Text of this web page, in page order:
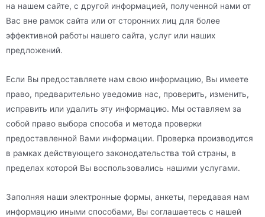
на нашем сайте, с другой информацией, полученной нами от
Вас вне рамок сайта или от сторонних лиц для более
эффективной работы нашего сайта, услуг или наших
предложений.
Если Вы предоставляете нам свою информацию, Вы имеете
право, предварительно уведомив нас, проверить, изменить,
исправить или удалить эту информацию. Мы оставляем за
собой право выбора способа и метода проверки
предоставленной Вами информации. Проверка производится
в рамках действующего законодательства той страны, в
пределах которой Вы воспользовались нашими услугами.
Заполняя наши электронные формы, анкеты, передавая нам
информацию иными способами, Вы соглашаетесь с нашей